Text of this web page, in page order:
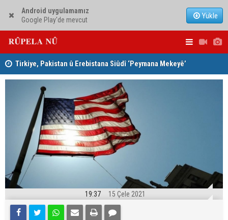
Android uygulamamız
Google Play'de mevcut
Yükle
Tirkiye, Pakistan û Erebistana Siûdî ‘Peymana Mekeyê’
îmze kir girîng e û
19:37 15 Çele 2021